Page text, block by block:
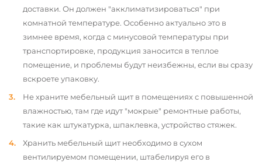
доставки. Он должен "акклиматизироваться" при
комнатной температуре. Особенно актуально это в
зимнее время, когда с минусовой температуры при
транспортировке, продукция заносится в теплое
помещение, и проблемы будут неизбежны, если вы сразу
вскроете упаковку.
Не храните мебельный щит в помещениях с повышенной
влажностью, там где идут "мокрые" ремонтные работы,
такие как штукатурка, шпаклевка, устройство стяжек.
Хранить мебельный щит необходимо в сухом
вентилируемом помещении, штабелируя его в